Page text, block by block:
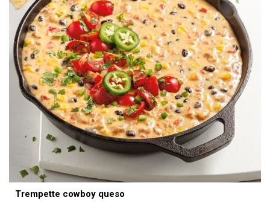
Trempette cowboy queso